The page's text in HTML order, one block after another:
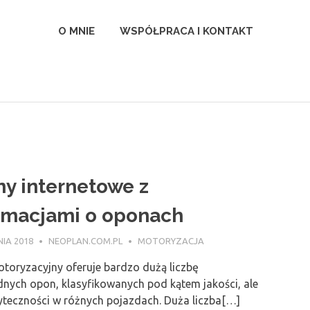
O MNIE WSPÓŁPRACA I KONTAKT
internetowe z
o oponach
2018 NEOPLAN.COM.PL MOTORYZACJA
oferuje bardzo dużą liczbę
opon, klasyfikowanych pod kątem jakości, ale
w różnych pojazdach. Duża liczba[…]